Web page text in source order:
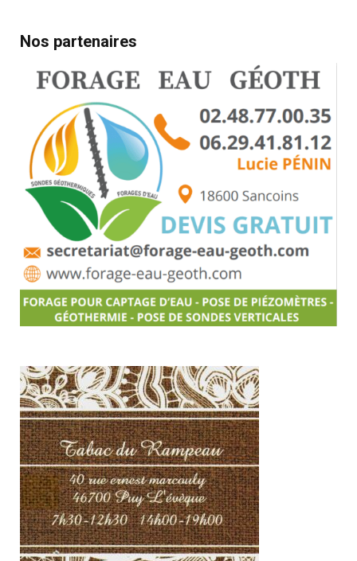
Nos partenaires